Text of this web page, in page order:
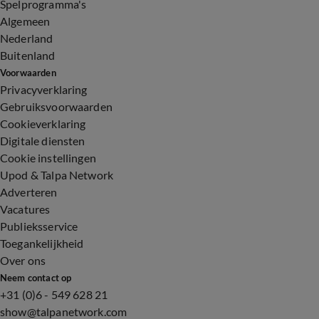
Spelprogramma's
Algemeen
Nederland
Buitenland
Voorwaarden
Privacyverklaring
Gebruiksvoorwaarden
Cookieverklaring
Digitale diensten
Cookie instellingen
Upod & Talpa Network
Adverteren
Vacatures
Publieksservice
Toegankelijkheid
Over ons
Neem contact op
+31 (0)6 - 549 628 21
show@talpanetwork.com